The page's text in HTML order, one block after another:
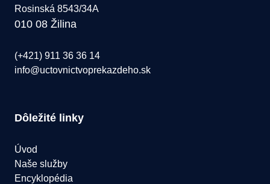
Rosinská 8543/34A
010 08 Žilina
(+421) 911 36 36 14
info@uctovnictvoprekazdeho.sk
Dôležité linky
Úvod
Naše služby
Encyklopédia